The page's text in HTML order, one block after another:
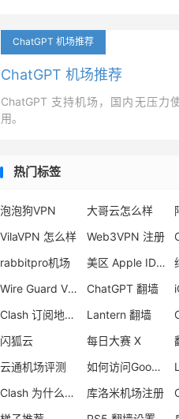
ChatGPT 机场推荐
ChatGPT 机场推荐
ChatGPT 支持机场，国内无压力
用。
热门标签
泡泡狗VPN 大哥云怎么样
VilaVPN 怎么样
Web3VPN 注册
rabbitpro机场
美区 Apple ID 注册
Wire Guard VPN 推荐
ChatGPT 翻墙
Clash 订阅地址 Github
Lantern 翻墙
闪狐云
每日大赛 X
云通机场评测
如何访问Google
Clash 为什么删库
库洛米机场注册